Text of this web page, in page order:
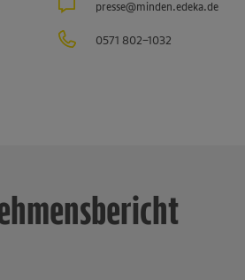
eines der Grundprinzipien des
presse@minden.edeka.de
0571 802-1032